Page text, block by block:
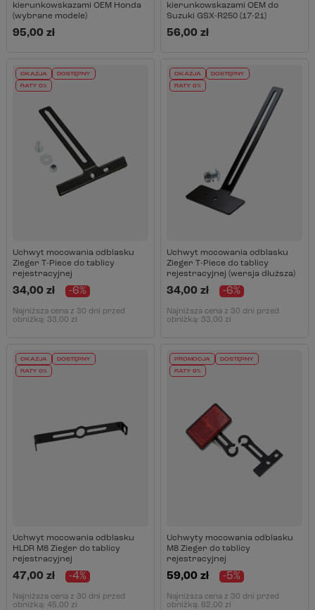
kierunkowskazami OEM Honda
(wybrane modele)
95,00 zł
kierunkowskazami OEM do
Suzuki GSX-R250 (17-21)
56,00 zł
OKAZJA DOSTĘPNY
RATY 0%
Uchwyt mocowania odblasku
Zieger T-Piece do tablicy
rejestracyjnej
34,00 zł -6%
Najniższa cena z 30 dni przed
obniżką: 33,00 zł
OKAZJA DOSTĘPNY
RATY 0%
Uchwyt mocowania odblasku
Zieger T-Piece do tablicy
rejestracyjnej (wersja dłuższa)
34,00 zł -6%
Najniższa cena z 30 dni przed
obniżką: 33,00 zł
OKAZJA DOSTĘPNY
RATY 0%
Uchwyt mocowania odblasku
HLDR M8 Zieger do tablicy
rejestracyjnej
47,00 zł -4%
Najniższa cena z 30 dni przed
obniżką: 45,00 zł
PROMOCJA DOSTĘPNY
RATY 0%
Uchwyty mocowania odblasku
M8 Zieger do tablicy
rejestracyjnej
59,00 zł -5%
Najniższa cena z 30 dni przed
obniżką: 62,00 zł